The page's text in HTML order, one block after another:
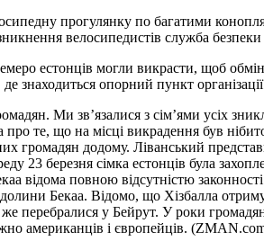
прогулянку по багатими
велосипедистів служба
естонців могли викрасти, щоб
знаходиться опорний пункт
Ми зв’язалися з сім’ями усіх
те, що на місці викрадення був
громадян додому. Ліванський
23 березня сімка естонців була
відома повною відсутністю
Бекаа. Відомо, що Хізбалла
перебралися у Бейрут. У роки
американців і європейців.